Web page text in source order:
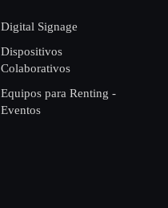
Digital Signage
Dispositivos
Colaborativos
Equipos para Renting -
Eventos